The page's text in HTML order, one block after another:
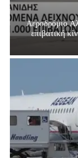
Αεροδρόμιο
επιβατική